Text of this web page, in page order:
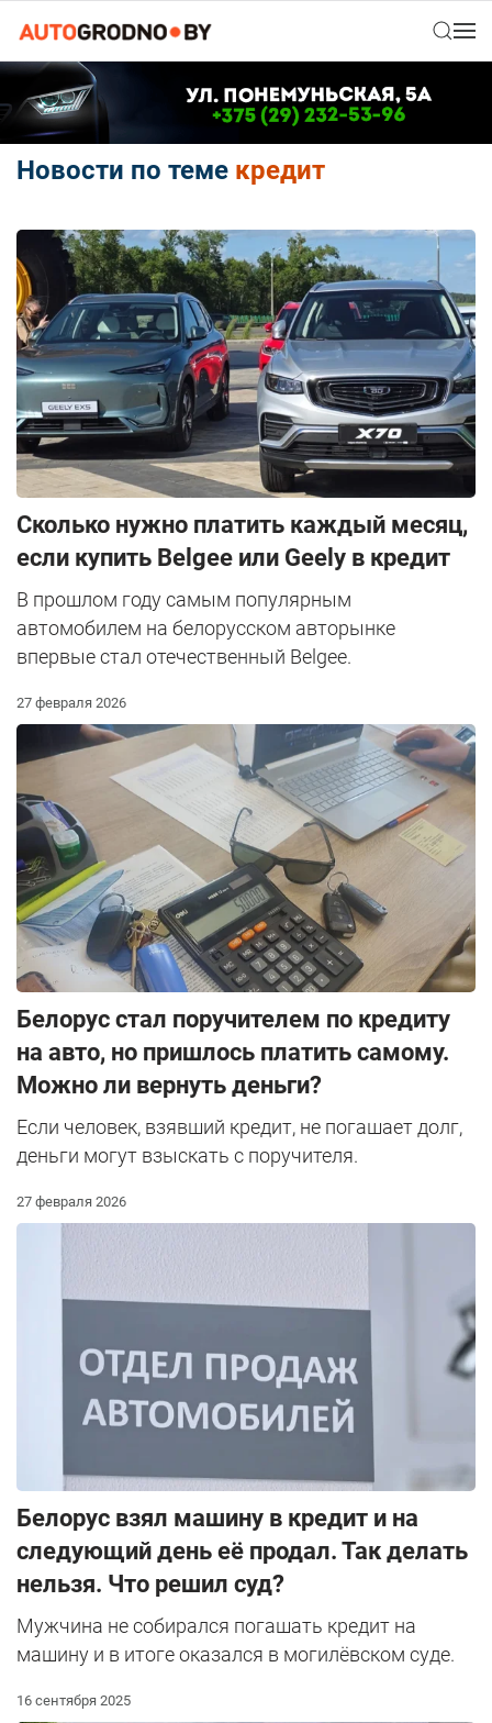
Новости по теме кредит
Сколько нужно платить каждый месяц,
если купить Belgee или Geely в кредит
В прошлом году самым популярным
автомобилем на белорусском авторынке
впервые стал отечественный Belgee.
27 февраля 2026
Белорус стал поручителем по кредиту
на авто, но пришлось платить самому.
Можно ли вернуть деньги?
Если человек, взявший кредит, не погашает долг,
деньги могут взыскать с поручителя.
27 февраля 2026
Белорус взял машину в кредит и на
следующий день её продал. Так делать
нельзя. Что решил суд?
Мужчина не собирался погашать кредит на
машину и в итоге оказался в могилёвском суде.
16 сентября 2025